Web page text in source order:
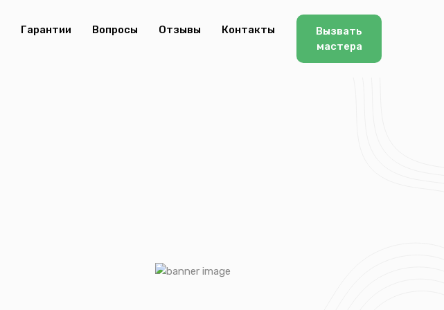
Гарантии Вопросы Отзывы Контакты
Вызвать
мастера